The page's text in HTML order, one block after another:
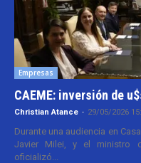
Empresas
CAEME: inversión de
Christian Atance - 29/05/2026
Durante una audiencia en
Javier Milei, y el ministro
oficializó...